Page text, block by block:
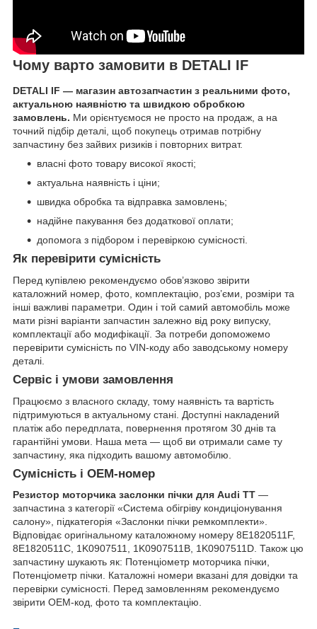
Чому варто замовити в DETALI IF
DETALI IF — магазин автозапчастин з реальними фото,
актуальною наявністю та швидкою обробкою
замовлень. Ми орієнтуємося не просто на продаж, а на
точний підбір деталі, щоб покупець отримав потрібну
запчастину без зайвих ризиків і повторних витрат.
власні фото товару високої якості;
актуальна наявність і ціни;
швидка обробка та відправка замовлень;
надійне пакування без додаткової оплати;
допомога з підбором і перевіркою сумісності.
Як перевірити сумісність
Перед купівлею рекомендуємо обов’язково звірити
каталожний номер, фото, комплектацію, роз’єми, розміри та
інші важливі параметри. Один і той самий автомобіль може
мати різні варіанти запчастин залежно від року випуску,
комплектації або модифікації. За потреби допоможемо
перевірити сумісність по VIN-коду або заводському номеру
деталі.
Сервіс і умови замовлення
Працюємо з власного складу, тому наявність та вартість
підтримуються в актуальному стані. Доступні накладений
платіж або передплата, повернення протягом 30 днів та
гарантійні умови. Наша мета — щоб ви отримали саме ту
запчастину, яка підходить вашому автомобілю.
Сумісність і OEM-номер
Резистор моторчика заслонки пічки для Audi TT —
запчастина з категорії «Система обігріву кондиціонування
салону», підкатегорія «Заслонки пічки ремкомплекти».
Відповідає оригінальному каталожному номеру 8E1820511F,
8E1820511C, 1K0907511, 1K0907511B, 1K0907511D. Також цю
запчастину шукають як: Потенціометр моторчика пічки,
Потенціометр пічки. Каталожні номери вказані для довідки та
перевірки сумісності. Перед замовленням рекомендуємо
звірити OEM-код, фото та комплектацію.